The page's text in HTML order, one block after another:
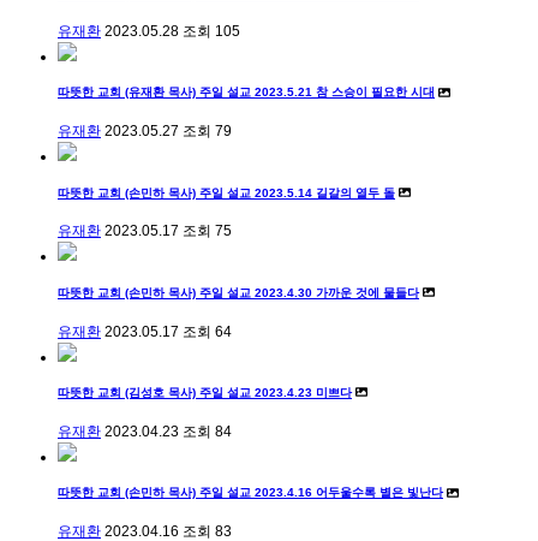
유재환 2023.05.28 조회 105
따뜻한 교회 (유재환 목사) 주일 설교 2023.5.21 참 스승이 필요한 시대
유재환 2023.05.27 조회 79
따뜻한 교회 (손민하 목사) 주일 설교 2023.5.14 길갈의 열두 돌
유재환 2023.05.17 조회 75
따뜻한 교회 (손민하 목사) 주일 설교 2023.4.30 가까운 것에 물들다
유재환 2023.05.17 조회 64
따뜻한 교회 (김성호 목사) 주일 설교 2023.4.23 미쁘다
유재환 2023.04.23 조회 84
따뜻한 교회 (손민하 목사) 주일 설교 2023.4.16 어두울수록 별은 빛난다
유재환 2023.04.16 조회 83